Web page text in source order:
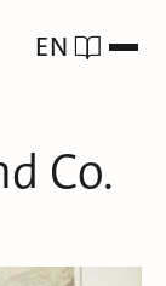
EN
Co.